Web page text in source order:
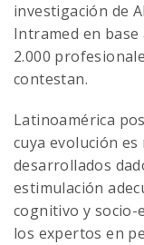
investigación de
Intramed en
2.000
contestan.
Latinoamérica
cuya evolución
desarrollados
estimulación
cognitivo y socio-
los expertos en